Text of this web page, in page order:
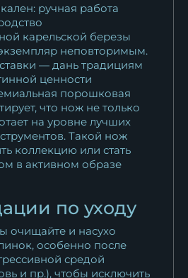
ручная работа
карельской березы
неповторимым.
— дань традициям
ценности
порошковая
что нож не только
на уровне лучших
Такой нож
коллекцию или стать
в активном образе
по уходу
очищайте и насухо
особенно после
средой
и пр.), чтобы исключить